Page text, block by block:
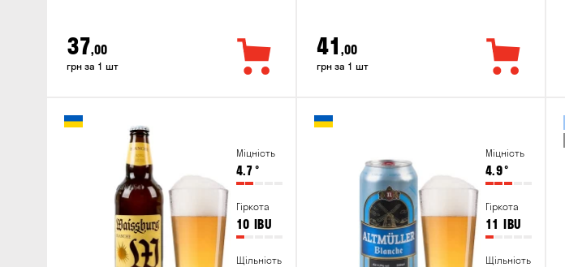
37,00
грн за 1 шт
41 ,00
грн за 1 шт
Міцність
4.7°
Гіркота
10 IBU
Щільність
Міцність
4.9°
Гіркота
11 IBU
Щільність